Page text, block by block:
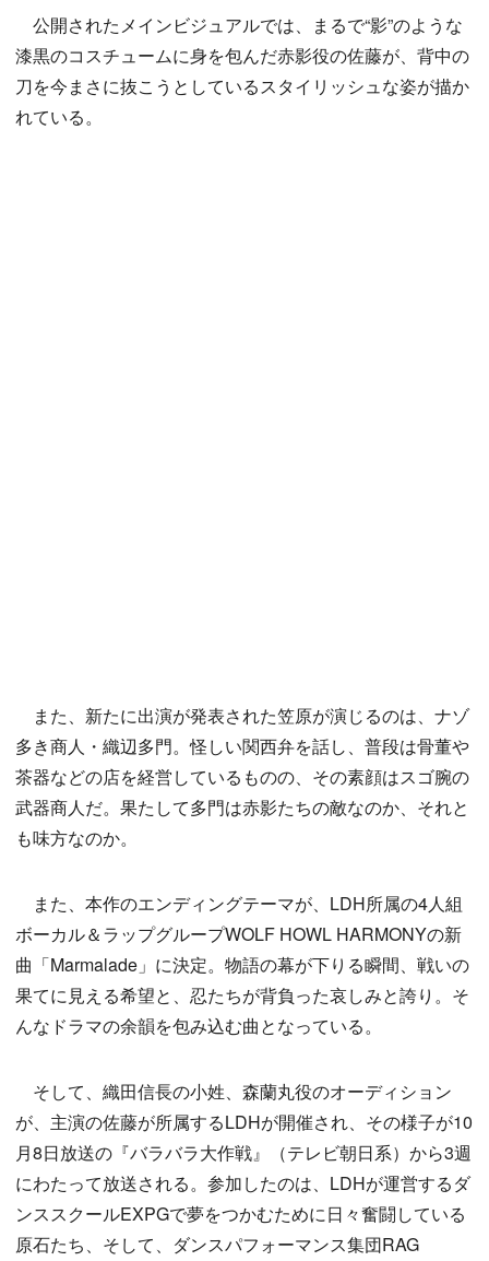
公開されたメインビジュアルでは、まるで“影”のような
漆黒のコスチュームに身を包んだ赤影役の佐藤が、背中の
刀を今まさに抜こうとしているスタイリッシュな姿が描か
れている。
また、新たに出演が発表された笠原が演じるのは、ナゾ
多き商人・織辺多門。怪しい関西弁を話し、普段は骨董や
茶器などの店を経営しているものの、その素顔はスゴ腕の
武器商人だ。果たして多門は赤影たちの敵なのか、それと
も味方なのか。
また、本作のエンディングテーマが、LDH所属の4人組
ボーカル＆ラップグループWOLF HOWL HARMONYの新
曲「Marmalade」に決定。物語の幕が下りる瞬間、戦いの
果てに見える希望と、忍たちが背負った哀しみと誇り。そ
んなドラマの余韻を包み込む曲となっている。
そして、織田信長の小姓、森蘭丸役のオーディション
が、主演の佐藤が所属するLDHが開催され、その様子が10
月8日放送の『バラバラ大作戦』（テレビ朝日系）から3週
にわたって放送される。参加したのは、LDHが運営するダ
ンススクールEXPGで夢をつかむために日々奮闘している
原石たち、そして、ダンスパフォーマンス集団RAG